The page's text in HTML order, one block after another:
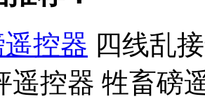
控器 四线乱
遥控器 牲畜磅